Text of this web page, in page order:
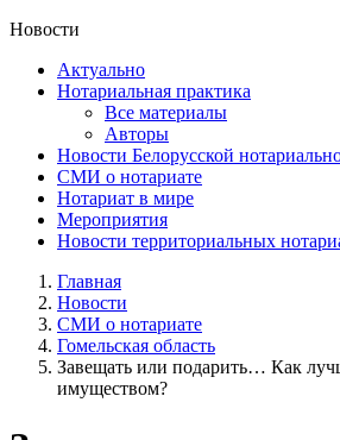
Новости
Актуально
Нотариальная практика
Все материалы
Авторы
Новости Белорусской
СМИ о нотариате
Нотариат в мире
Мероприятия
Новости территориальных
Главная
Новости
СМИ о нотариате
Гомельская область
Завещать или подарить… Как
имуществом?